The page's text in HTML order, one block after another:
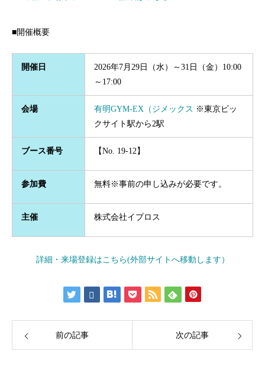
■開催概要
開催日
2026年7月29日（水）～31日（金）10:00
～17:00
会場 有明GYM-EX（ジメックス ※東京ビッ
クサイト駅から2駅
ブース番号 【No. 19-12】
参加費 無料※事前の申し込みが必要です。
主催 株式会社イプロス
詳細・来場登録はこちら(外部サイトへ移動します）
前の記事 次の記事